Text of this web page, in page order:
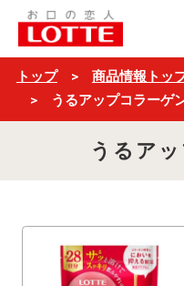
$ブ
ラ
ン
名
一
覧
トップ 商品情報トッ
うるアップコラーゲ
うるア